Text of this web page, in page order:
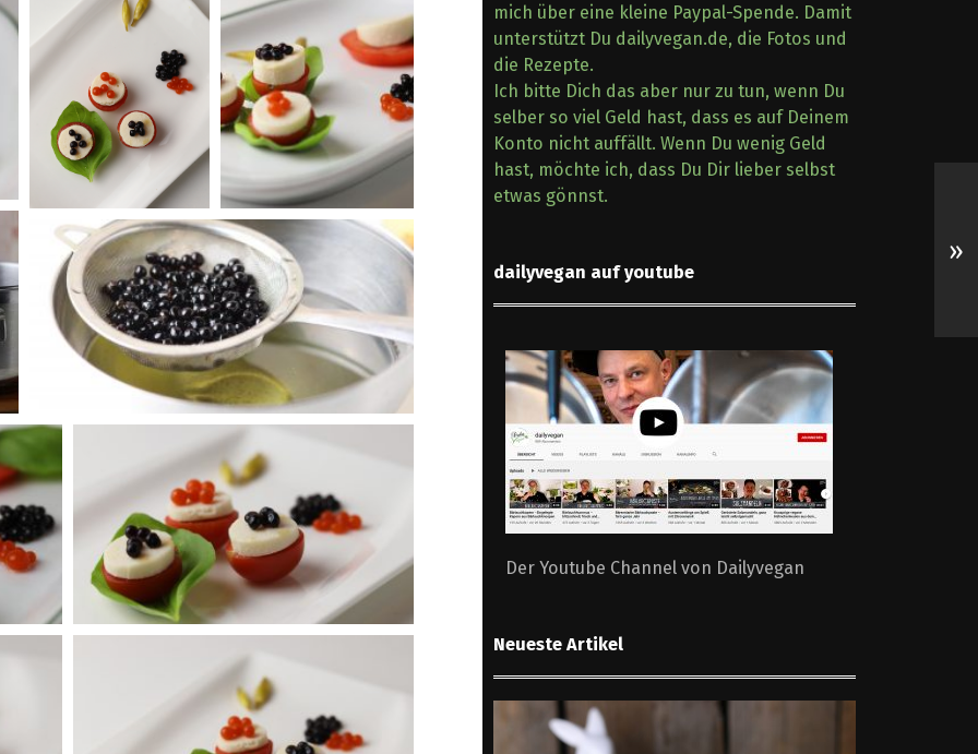
»
mich über eine kleine Paypal-Spende. Damit
unterstützt Du dailyvegan.de, die Fotos und
die Rezepte.
Ich bitte Dich das aber nur zu tun, wenn Du
selber so viel Geld hast, dass es auf Deinem
Konto nicht auffällt. Wenn Du wenig Geld
hast, möchte ich, dass Du Dir lieber selbst
etwas gönnst.
dailyvegan auf youtube
Der Youtube Channel von Dailyvegan
Neueste Artikel